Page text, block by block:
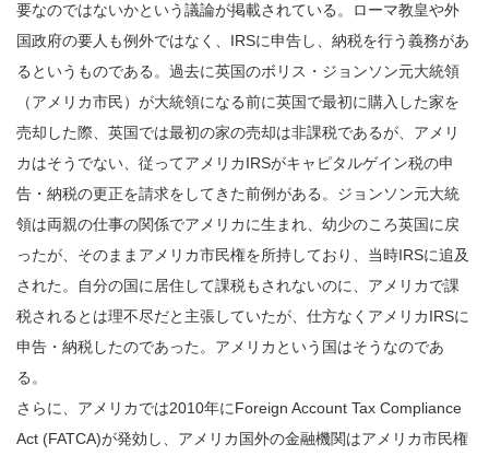
要なのではないかという議論が掲載されている。ローマ教皇や外
国政府の要人も例外ではなく、IRSに申告し、納税を行う義務があ
るというものである。過去に英国のボリス・ジョンソン元大統領
（アメリカ市民）が大統領になる前に英国で最初に購入した家を
売却した際、英国では最初の家の売却は非課税であるが、アメリ
カはそうでない、従ってアメリカIRSがキャピタルゲイン税の申
告・納税の更正を請求をしてきた前例がある。ジョンソン元大統
領は両親の仕事の関係でアメリカに生まれ、幼少のころ英国に戻
ったが、そのままアメリカ市民権を所持しており、当時IRSに追及
された。自分の国に居住して課税もされないのに、アメリカで課
税されるとは理不尽だと主張していたが、仕方なくアメリカIRSに
申告・納税したのであった。アメリカという国はそうなのであ
る。
さらに、アメリカでは2010年にForeign Account Tax Compliance
Act (FATCA)が発効し、アメリカ国外の金融機関はアメリカ市民権